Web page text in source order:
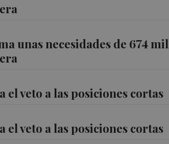
unas necesidades de 674
el veto a las posiciones cortas
el veto a las posiciones cortas